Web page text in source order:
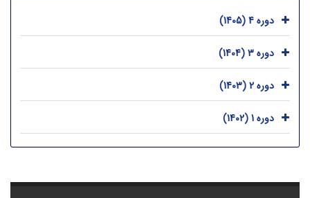
دوره 4 (1405)
دوره 3 (1404)
دوره 2 (1403)
دوره 1 (1402)